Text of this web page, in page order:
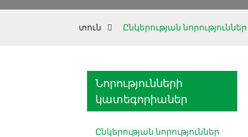
տուն Ընկերության նորություններ
Նորությունների
կատեգորիաներ
Ընկերության նորություններ